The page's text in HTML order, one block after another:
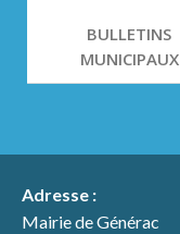
BULLETINS
MUNICIPAUX
Adresse :
Mairie de Générac